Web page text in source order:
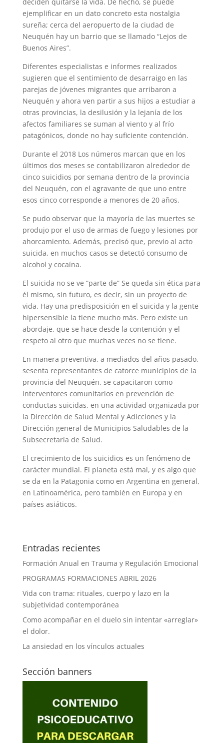
ejemplificar en un dato concreto esta nostalgia
sureña; cerca del aeropuerto de la ciudad de
Neuquén hay un barrio que se llamado “Lejos de
Buenos Aires”.
Diferentes especialistas e informes realizados
sugieren que el sentimiento de desarraigo en las
parejas de jóvenes migrantes que arribaron a
Neuquén y ahora ven partir a sus hijos a estudiar a
otras provincias, la desilusión y la lejanía de los
afectos familiares se suman al viento y al frío
patagónicos, donde no hay suficiente contención.
Durante el 2018 Los números marcan que en los
últimos dos meses se contabilizaron alrededor de
cinco suicidios por semana dentro de la provincia
del Neuquén, con el agravante de que uno entre
esos cinco corresponde a menores de 20 años.
Se pudo observar que la mayoría de las muertes se
produjo por el uso de armas de fuego y lesiones por
ahorcamiento. Además, precisó que, previo al acto
suicida, en muchos casos se detectó consumo de
alcohol y cocaína.
El suicida no se ve “parte de” Se queda sin ética para
él mismo, sin futuro, es decir, sin un proyecto de
vida. Hay una predisposición en el suicida y la gente
hipersensible la tiene mucho más. Pero existe un
abordaje, que se hace desde la contención y el
respeto al otro que muchas veces no se tiene.
En manera preventiva, a mediados del años pasado,
sesenta representantes de catorce municipios de la
provincia del Neuquén, se capacitaron como
interventores comunitarios en prevención de
conductas suicidas, en una actividad organizada por
la Dirección de Salud Mental y Adicciones y la
Dirección general de Municipios Saludables de la
Subsecretaría de Salud.
El crecimiento de los suicidios es un fenómeno de
carácter mundial. El planeta está mal, y es algo que
se da en la Patagonia como en Argentina en general,
en Latinoamérica, pero también en Europa y en
países asiáticos.
Entradas recientes
Formación Anual en Trauma y Regulación Emocional
PROGRAMAS FORMACIONES ABRIL 2026
Vida con trama: rituales, cuerpo y lazo en la
subjetividad contemporánea
Como acompañar en el duelo sin intentar «arreglar»
el dolor.
La ansiedad en los vínculos actuales
Sección banners